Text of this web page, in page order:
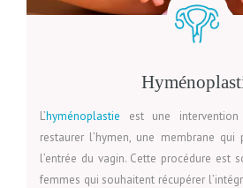
L’hyménoplastie est une
restaurer l’hymen, une membrane qui
l’entrée du vagin. Cette procédure est
femmes qui souhaitent récupérer